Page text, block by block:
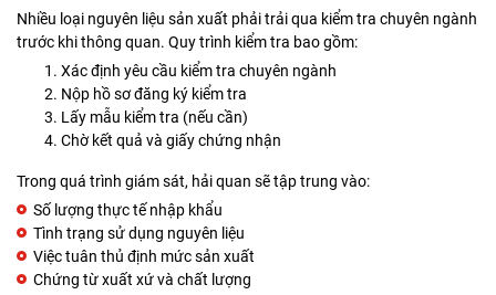
Nhiều loại nguyên liệu sản xuất phải trải qua kiểm tra chuyên ngành
trước khi thông quan. Quy trình kiểm tra bao gồm:
Xác định yêu cầu kiểm tra chuyên ngành
Nộp hồ sơ đăng ký kiểm tra
Lấy mẫu kiểm tra (nếu cần)
Chờ kết quả và giấy chứng nhận
Trong quá trình giám sát, hải quan sẽ tập trung vào:
Số lượng thực tế nhập khẩu
Tình trạng sử dụng nguyên liệu
Việc tuân thủ định mức sản xuất
Chứng từ xuất xứ và chất lượng